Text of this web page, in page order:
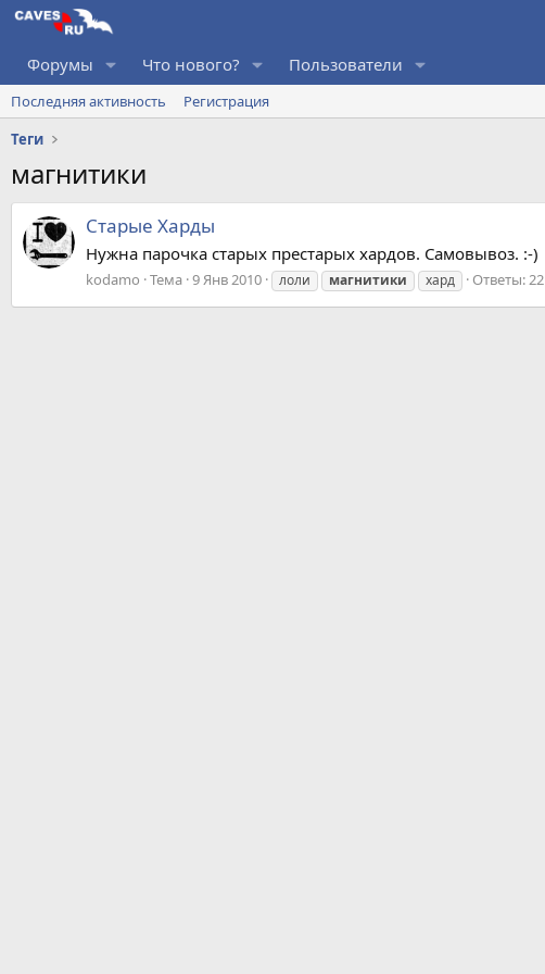
Форумы Что нового? Пользователи
Последняя активность
Регистрация
Теги
магнитики
Старые Харды
Нужна парочка старых престарых хардов. Самовывоз. :-)
kodamo Тема 9 Янв 2010 лоли магнитики хард Ответы: 22